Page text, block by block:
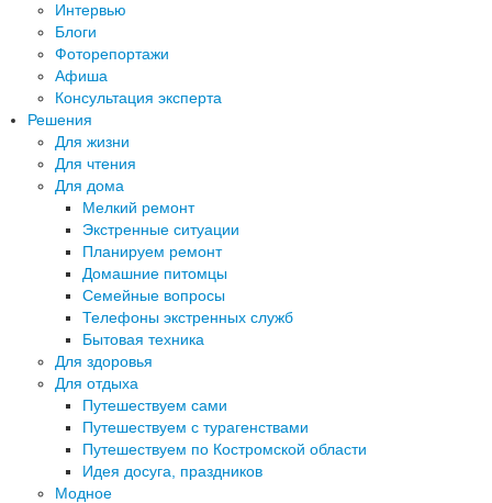
Интервью
Блоги
Фоторепортажи
Афиша
Консультация эксперта
Решения
Для жизни
Для чтения
Для дома
Мелкий ремонт
Экстренные ситуации
Планируем ремонт
Домашние питомцы
Семейные вопросы
Телефоны экстренных служб
Бытовая техника
Для здоровья
Для отдыха
Путешествуем сами
Путешествуем с турагенствами
Путешествуем по Костромской области
Идея досуга, праздников
Модное